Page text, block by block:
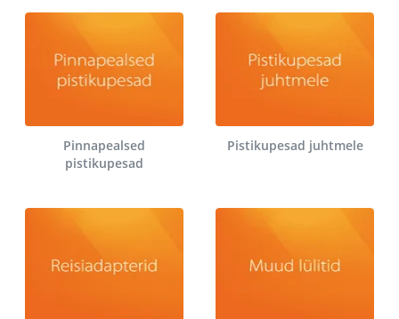
Pinnapealsed
pistikupesad
Pistikupesad juhtmele